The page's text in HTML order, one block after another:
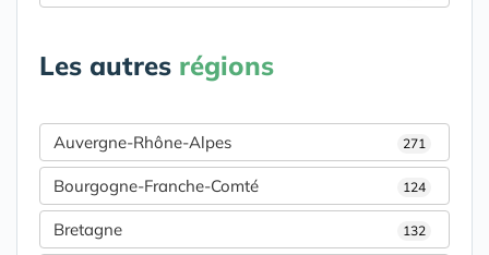
Les autres régions
Auvergne-Rhône-Alpes 271
Bourgogne-Franche-Comté 124
Bretagne 132